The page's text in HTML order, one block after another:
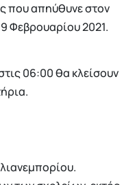
που απηύθυνε στον
Φεβρουαρίου 2021.
06:00 θα κλείσουν